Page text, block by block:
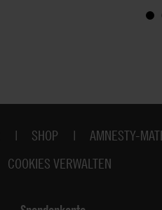
SHOP AMNESTY-
COOKIES VERWALTEN